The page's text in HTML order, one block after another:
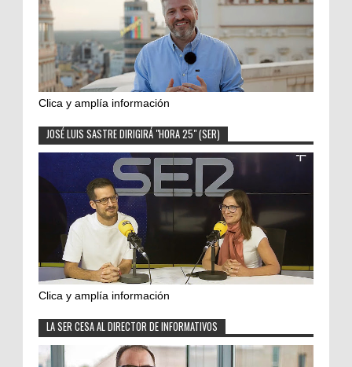
Clica y amplía información
JOSÉ LUIS SASTRE DIRIGIRÁ "HORA 25" (SER)
Clica y amplía información
LA SER CESA AL DIRECTOR DE INFORMATIVOS